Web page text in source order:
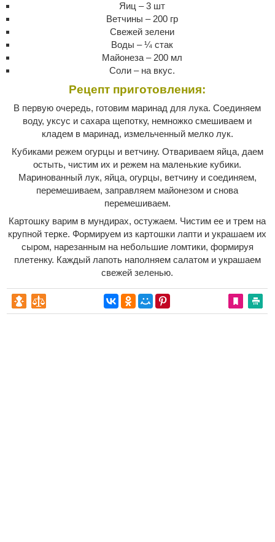
Яиц – 3 шт
Ветчины – 200 гр
Свежей зелени
Воды – ¼ стак
Майонеза – 200 мл
Соли – на вкус.
Рецепт приготовления:
В первую очередь, готовим маринад для лука. Соединяем
воду, уксус и сахара щепотку, немножко смешиваем и
кладем в маринад, измельченный мелко лук.
Кубиками режем огурцы и ветчину. Отвариваем яйца, даем
остыть, чистим их и режем на маленькие кубики.
Маринованный лук, яйца, огурцы, ветчину и соединяем,
перемешиваем, заправляем майонезом и снова
перемешиваем.
Картошку варим в мундирах, остужаем. Чистим ее и трем на
крупной терке. Формируем из картошки лапти и украшаем их
сыром, нарезанным на небольшие ломтики, формируя
плетенку. Каждый лапоть наполняем салатом и украшаем
свежей зеленью.